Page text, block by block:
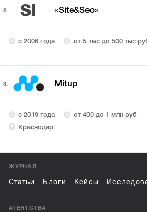
2. SI «Site&Seo»
с 2006 года от 5 тыс до 500 тыс
3. Mitup
с 2019 года
от 400 до 1 млн руб
Краснодар
ЖУРНАЛ
Статьи Блоги Кейсы
АГЕНТСТВА